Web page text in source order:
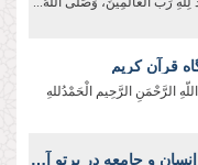
قرآن کریم
الرَّحْمَنِ الرَّحِیم الْحَمْدُللهِ
شناخت ریشه‌های سقوط انسان و جامعه در پرتو آموزه‌های عاشورا